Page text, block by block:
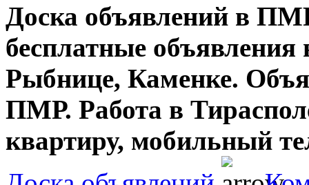
Доска объявлений в
бесплатные объявления
Рыбнице, Каменке.
ПМР. Работа в
квартиру, мобильный